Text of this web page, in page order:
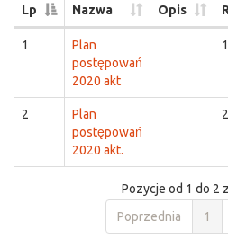
Lp Nazwa Opis
1
Plan
postępowań
2020 akt
2
Plan
postępowań
2020 akt.
Pozycje od 1 do 2
Poprzednia
1